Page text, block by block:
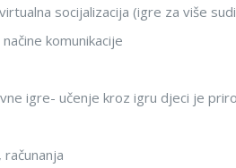
socijalizacija (igre za više
komunikacije
igre- učenje kroz igru djeci je